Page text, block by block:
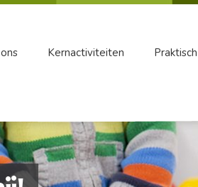
Kernactiviteiten Praktisch